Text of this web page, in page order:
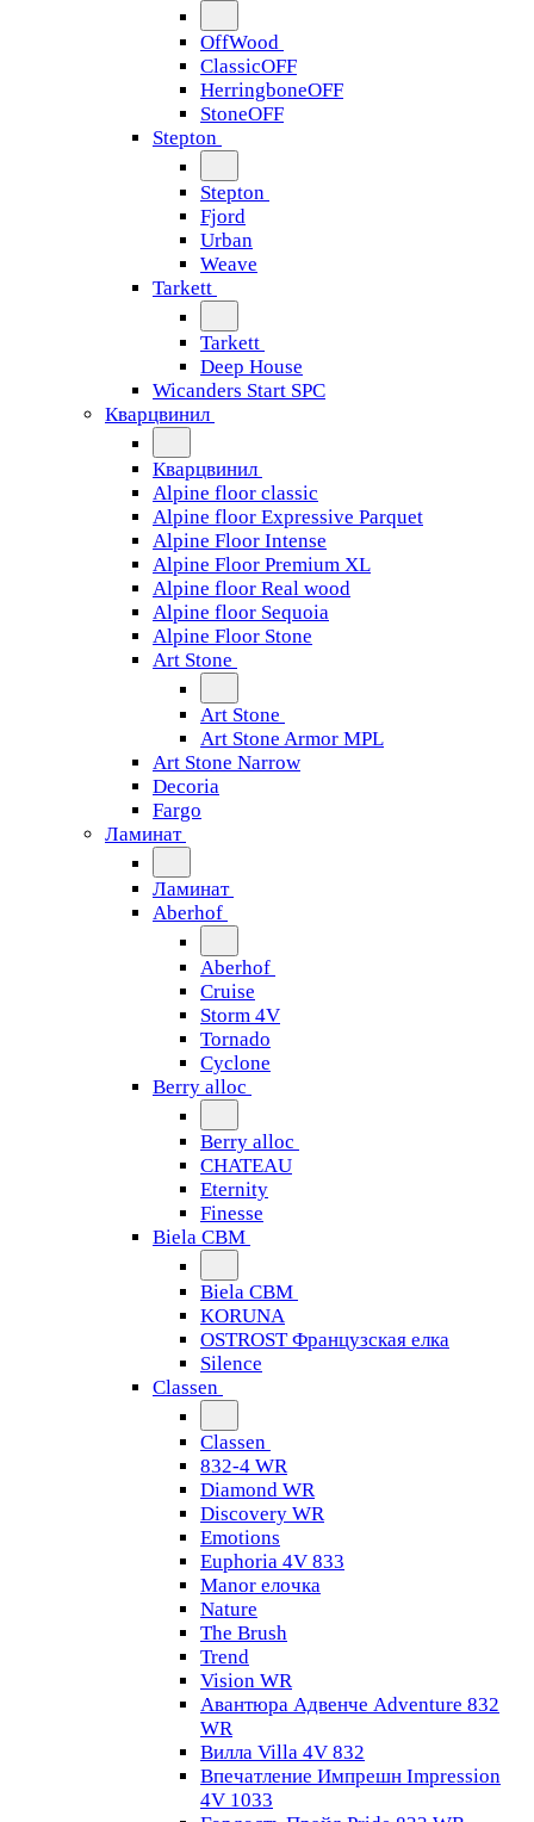
OffWood
ClassicOFF
HerringboneOFF
StoneOFF
Stepton
Stepton
Fjord
Urban
Weave
Tarkett
Tarkett
Deep House
Wicanders Start SPC
Кварцвинил
Кварцвинил
Alpine floor classic
Alpine floor Expressive Parquet
Alpine Floor Intense
Alpine Floor Premium XL
Alpine floor Real wood
Alpine floor Sequoia
Alpine Floor Stone
Art Stone
Art Stone
Art Stone Armor MPL
Art Stone Narrow
Decoria
Fargo
Ламинат
Ламинат
Aberhof
Aberhof
Cruise
Storm 4V
Tornado
Сyclone
Berry alloc
Berry alloc
CHATEAU
Eternity
Finesse
Biela CBM
Biela CBM
KORUNA
OSTROST Французская елка
Silence
Classen
Classen
832-4 WR
Diamond WR
Discovery WR
Emotions
Euphoria 4V 833
Manor елочка
Nature
The Brush
Trend
Vision WR
Авантюра Адвенче Adventure 832
WR
Вилла Villa 4V 832
Впечатление Импрешн Impression
4V 1033